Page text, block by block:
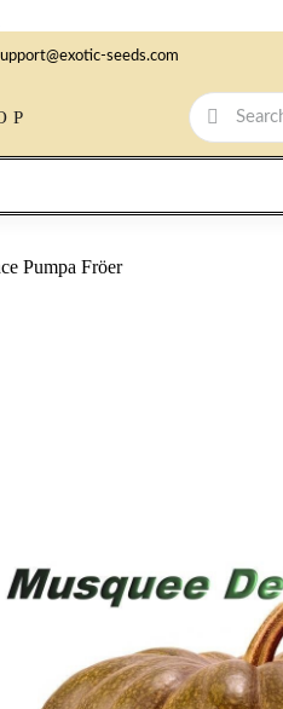
seeds.com
Pumpa Fröer